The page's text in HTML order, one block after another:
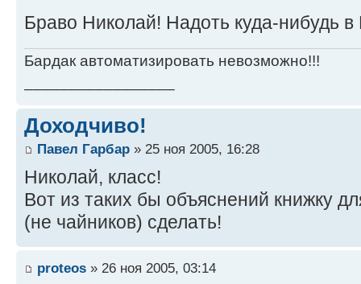
Браво Николай! Надоть куда-нибудь в
Бардак автоматизировать невозможно!!!
Доходчиво!
Павел Гарбар » 25 ноя 2005, 16:28
Николай, класс!
Вот из таких бы объяснений книжку
(не чайников) сделать!
proteos » 26 ноя 2005, 03:14